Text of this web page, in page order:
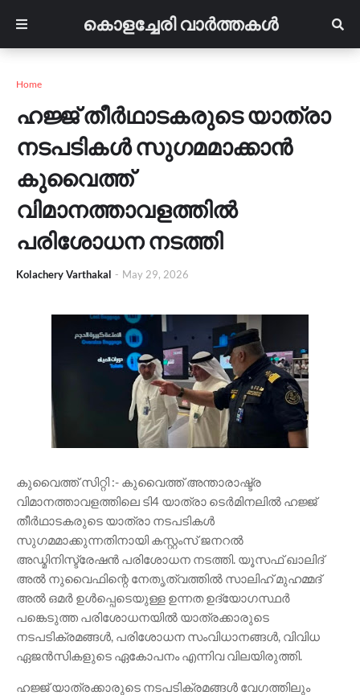
കൊളച്ചേരി വാർത്തകൾ
Home
ഹജ്ജ് തീർഥാടകരുടെ യാത്രാ
നടപടികൾ സുഗമമാക്കാൻ
കുവൈത്ത്
വിമാനത്താവളത്തിൽ
പരിശോധന നടത്തി
Kolachery Varthakal - May 29, 2026
കുവൈത്ത് സിറ്റി :- കുവൈത്ത് അന്താരാഷ്ട്ര
വിമാനത്താവളത്തിലെ ടി4 യാത്രാ ടെർമിനലിൽ ഹജ്ജ്
തീർഥാടകരുടെ യാത്രാ നടപടികൾ
സുഗമമാക്കുന്നതിനായി കസ്റ്റംസ് ജനറൽ
അഡ്മിനിസ്ട്രേഷൻ പരിശോധന നടത്തി. യൂസഫ് ഖാലിദ്
അൽ നുവൈഫിന്റെ നേതൃത്വത്തിൽ സാലിഹ് മുഹമ്മദ്
അൽ ഒമർ ഉൾപ്പെടെയുള്ള ഉന്നത ഉദ്യോഗസ്ഥർ
പങ്കെടുത്ത പരിശോധനയിൽ യാത്രക്കാരുടെ
നടപടിക്രമങ്ങൾ, പരിശോധന സംവിധാനങ്ങൾ, വിവിധ
ഏജൻസികളുടെ ഏകോപനം എന്നിവ വിലയിരുത്തി.
ഹജ്ജ് യാത്രക്കാരുടെ നടപടിക്രമങ്ങൾ വേഗത്തിലും